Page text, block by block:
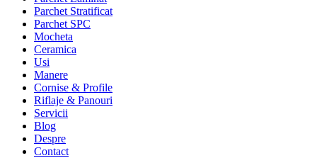
Parchet Stratificat
Parchet SPC
Mocheta
Ceramica
Usi
Manere
Cornise & Profile
Riflaje & Panouri
Servicii
Blog
Despre
Contact